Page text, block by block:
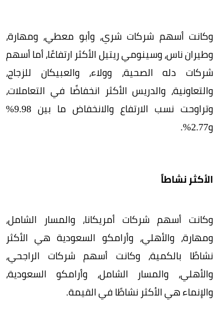
وكانت أسهم شركات شري، وأبو معطي، ومهارة،
وطيران ناس، وسينومي ريتيل الأكثر ارتفاعًا، أما أسهم
شركات دله الصحية، وولاء، والعبيكان للزجاج،
والتعاونية، والدريس الأكثر انخفاضًا في التعاملات،
وتراوحت نسب الارتفاع والانخفاض ما بين 9.98%
و2.77%.
الأكثر نشاطاً
وكانت أسهم شركات أمريكانا، والمسار الشامل،
ومهارة، والأهلي، وأرامكو السعودية هي الأكثر
نشاطًا بالكمية، وكانت أسهم شركات الراجحي،
والأهلي، والمسار الشامل، وأرامكو السعودية،
والإنماء هي الأكثر نشاطًا في القيمة.